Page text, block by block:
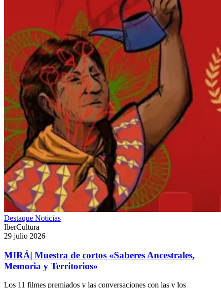
Destaque Noticias
IberCultura
29 julio 2026
MIRÁ| Muestra de cortos «Saberes Ancestrales,
Memoria y Territorios»
Los 11 filmes premiados y las conversaciones con las y los